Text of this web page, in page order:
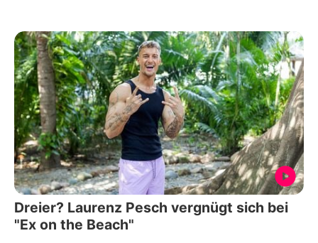
Dreier? Laurenz Pesch vergnügt sich bei
"Ex on the Beach"